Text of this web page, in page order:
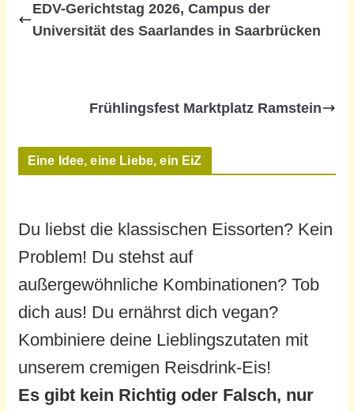
EDV-Gerichtstag 2026, Campus der
Universität des Saarlandes in Saarbrücken
Frühlingsfest Marktplatz Ramstein
Eine Idee, eine Liebe, ein EiZ
Du liebst die klassischen Eissorten? Kein
Problem! Du stehst auf
außergewöhnliche Kombinationen? Tob
dich aus! Du ernährst dich vegan?
Kombiniere deine Lieblingszutaten mit
unserem cremigen Reisdrink-Eis!
Es gibt kein Richtig oder Falsch, nur